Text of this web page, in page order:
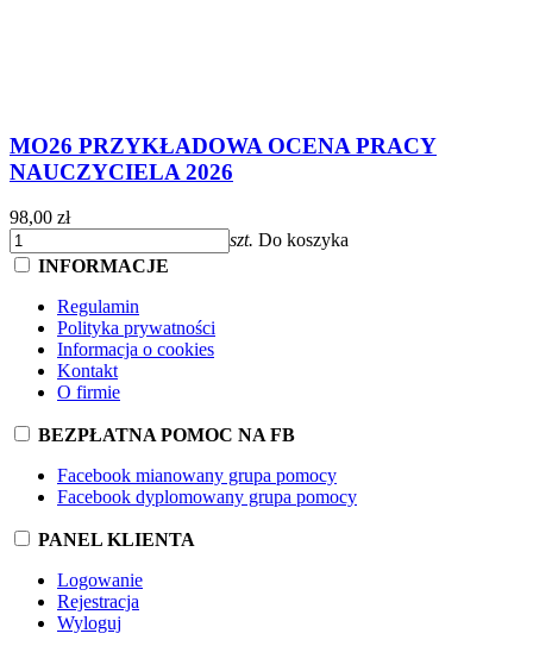
MO26 PRZYKŁADOWA OCENA PRACY
NAUCZYCIELA 2026
98,00 zł
szt. Do koszyka
INFORMACJE
Regulamin
Polityka prywatności
Informacja o cookies
Kontakt
O firmie
BEZPŁATNA POMOC NA FB
Facebook mianowany grupa pomocy
Facebook dyplomowany grupa pomocy
PANEL KLIENTA
Logowanie
Rejestracja
Wyloguj